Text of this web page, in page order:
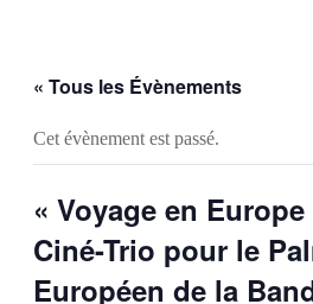
« Tous les Évènements
Cet évènement est passé.
« Voyage en
Ciné-Trio pour le
Européen de la